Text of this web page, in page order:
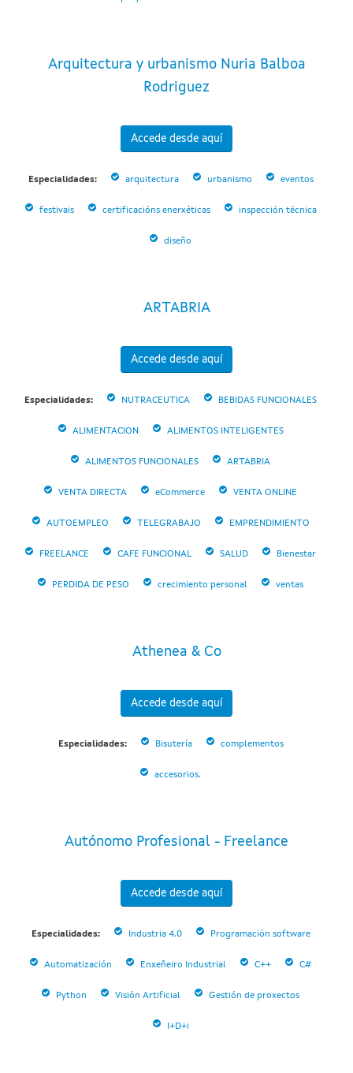
Arquitectura y urbanismo Nuria Balboa
Rodriguez
Accede desde aquí
Especialidades: arquitectura urbanismo eventos
festivais certificacións enerxéticas inspección técnica
diseño
ARTABRIA
Accede desde aquí
Especialidades: NUTRACEUTICA BEBIDAS FUNCIONALES
ALIMENTACION ALIMENTOS INTELIGENTES
ALIMENTOS FUNCIONALES ARTABRIA
VENTA DIRECTA eCommerce VENTA ONLINE
AUTOEMPLEO TELEGRABAJO EMPRENDIMIENTO
FREELANCE CAFE FUNCIONAL SALUD Bienestar
PERDIDA DE PESO crecimiento personal ventas
Athenea & Co
Accede desde aquí
Especialidades: Bisutería complementos
accesorios.
Autónomo Profesional - Freelance
Accede desde aquí
Especialidades: Industria 4.0 Programación software
Automatización Enxeñeiro Industrial C++ C#
Python Visión Artificial Gestión de proxectos
I+D+i